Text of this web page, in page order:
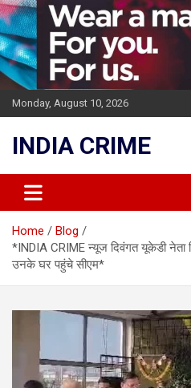
Skip
to
content
Monday, August 10, 2026
INDIA CRIME
Home
Blog
*INDIA CRIME न्यूज दिवंगत यूकेडी नेता
उनके घर पहुंचे सीएम*